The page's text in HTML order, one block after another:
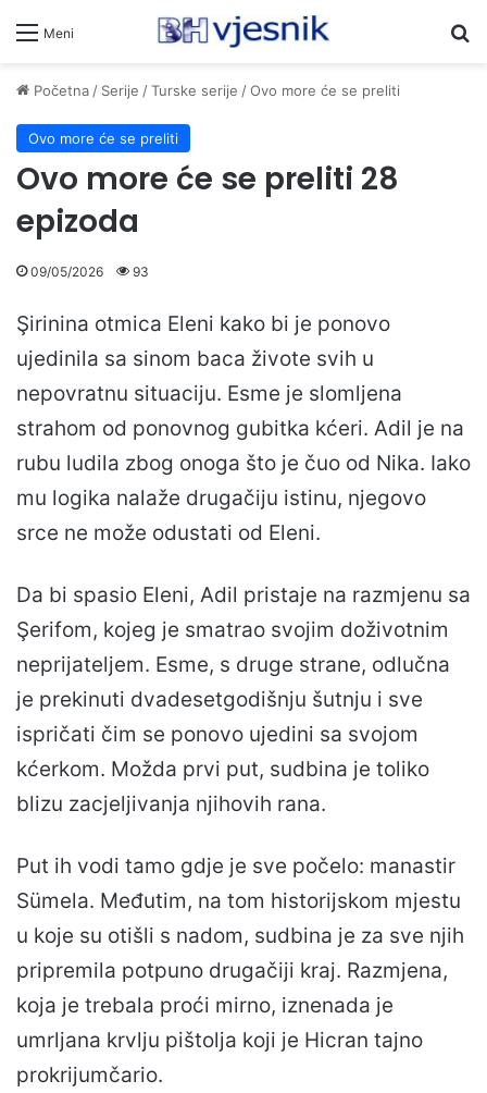
Meni
Početna/ Serije /Turske serije /Ovo more će se preliti
Ovo more će se preliti
Ovo more će se preliti 28
epizoda
09/05/2026 93
Şirinina otmica Eleni kako bi je ponovo
ujedinila sa sinom baca živote svih u
nepovratnu situaciju. Esme je slomljena
strahom od ponovnog gubitka kćeri. Adil je na
rubu ludila zbog onoga što je čuo od Nika. Iako
mu logika nalaže drugačiju istinu, njegovo
srce ne može odustati od Eleni.
Da bi spasio Eleni, Adil pristaje na razmjenu sa
Şerifom, kojeg je smatrao svojim doživotnim
neprijateljem. Esme, s druge strane, odlučna
je prekinuti dvadesetgodišnju šutnju i sve
ispričati čim se ponovo ujedini sa svojom
kćerkom. Možda prvi put, sudbina je toliko
blizu zacjeljivanja njihovih rana.
Put ih vodi tamo gdje je sve počelo: manastir
Sümela. Međutim, na tom historijskom mjestu
u koje su otišli s nadom, sudbina je za sve njih
pripremila potpuno drugačiji kraj. Razmjena,
koja je trebala proći mirno, iznenada je
umrljana krvlju pištolja koji je Hicran tajno
prokrijumčario.